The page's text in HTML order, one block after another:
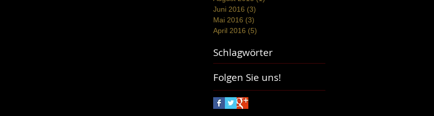
Juni 2016 (3)
Mai 2016 (3)
April 2016 (5)
Schlagwörter
Folgen Sie uns!